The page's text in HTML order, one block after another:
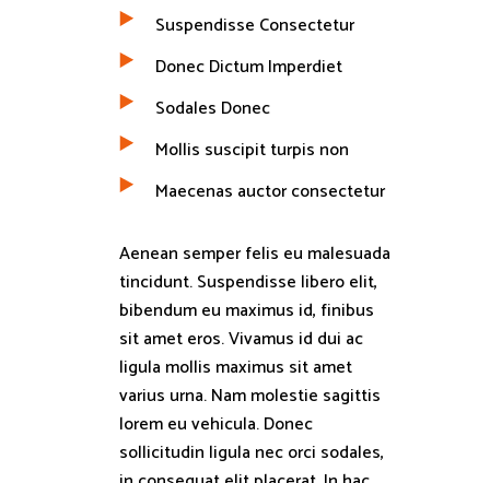
Suspendisse Consectetur
Donec Dictum Imperdiet
Sodales Donec
Mollis suscipit turpis non
Maecenas auctor consectetur
Aenean semper felis eu malesuada
tincidunt. Suspendisse libero elit,
bibendum eu maximus id, finibus
sit amet eros. Vivamus id dui ac
ligula mollis maximus sit amet
varius urna. Nam molestie sagittis
lorem eu vehicula. Donec
sollicitudin ligula nec orci sodales,